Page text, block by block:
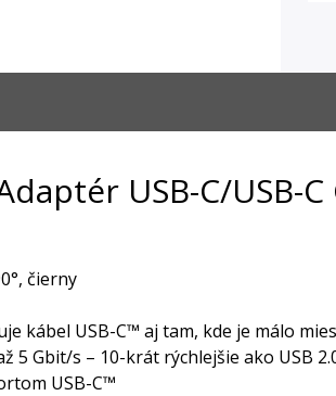
USB-C/USB-C
čierny
kábel USB-C™ aj tam, kde je málo
5 Gbit/s – 10-krát rýchlejšie ako USB
USB-C™